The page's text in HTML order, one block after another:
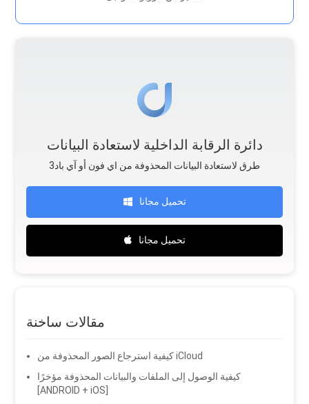
دائرة الرقابة الداخلية لاستعادة البيانات
طرق لاستعادة البيانات المحذوفة من اي فون أو آي باد3
تحميل مجانا
تحميل مجانا
مقالات ساخنة
كيفية استرجاع الصور المحذوفة من iCloud
كيفية الوصول إلى الملفات والبيانات المحذوفة مؤخرًا
[ANDROID + iOS]